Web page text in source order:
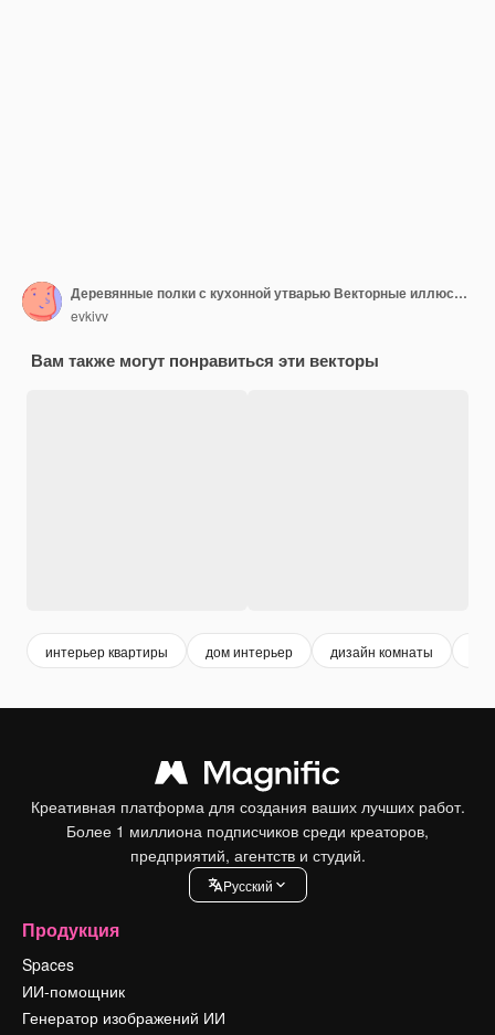
Деревянные полки с кухонной утварью Векторные иллюстрации в мультяшном стиле
evkivv
Вам также могут понравиться эти векторы
интерьер квартиры дом интерьер дизайн комнаты
Креативная платформа для создания ваших лучших работ.
Более 1 миллиона подписчиков среди креаторов,
предприятий, агентств и студий.
Pусский
Продукция
Spaces
ИИ-помощник
Генератор изображений ИИ